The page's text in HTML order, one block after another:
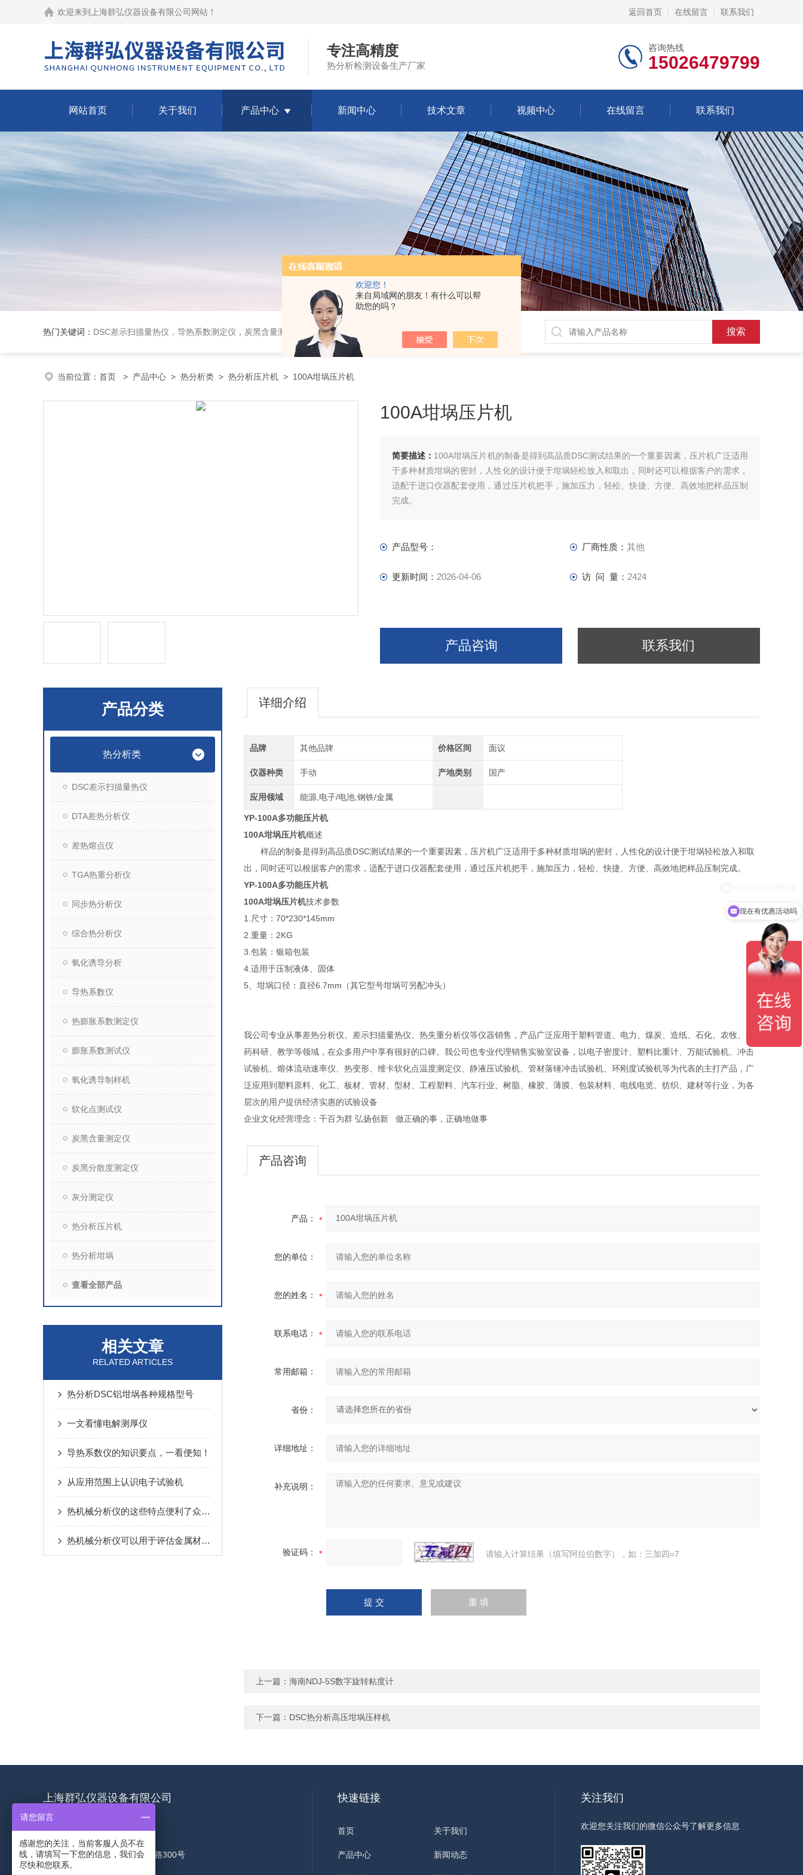
欢迎您！
来自局域网的朋友！有什么可以帮
助您的吗？
欢迎来到 上海群弘仪器设备有限公司网站 ！ 返回首页 在线留言 联系我们
专注高精度
热分析检测设备生产厂家
咨询热线
15026479799
网站首页 关于我们 产品中心 新闻中心 技术文章 视频中心 在线留言 联系我们
热门关键词： DSC差示扫描量热仪，导热系数测定仪，炭黑含量测试仪，无损检测设备，，塑料检测设备，金相检测设备，阻燃试验设备，耐环境老化设备，金属检测设备，量具量仪
当前位置： 首页 > 产品中心 > 热分析类 > 热分析压片机 > 100A坩埚压片机
100A坩埚压片机
简要描述： 100A坩埚压片机的制备是得到高品质DSC测试结果的一个重要因素，压片机广泛适用
于多种材质坩埚的密封，人性化的设计便于坩埚轻松放入和取出，同时还可以根据客户的需求，
适配于进口仪器配套使用，通过压片机把手，施加压力，轻松、快捷、方便、高效地把样品压制
完成。
产品型号： 厂商性质： 其他
更新时间： 2026-04-06 访 问 量： 2424
产品咨询 联系我们
产品分类
热分析类
DSC差示扫描量热仪
DTA差热分析仪
差热熔点仪
TGA热重分析仪
同步热分析仪
综合热分析仪
氧化诱导分析
导热系数仪
热膨胀系数测定仪
膨胀系数测试仪
氧化诱导制样机
软化点测试仪
炭黑含量测定仪
炭黑分散度测定仪
灰分测定仪
热分析压片机
热分析坩埚
查看全部产品
相关文章
RELATED ARTICLES
热分析DSC铝坩埚各种规格型号
一文看懂电解测厚仪
导热系数仪的知识要点，一看便知！
从应用范围上认识电子试验机
热机械分析仪的这些特点便利了众多行业
热机械分析仪可以用于评估金属材料的哪些性能特征？
详细介绍
品牌 其他品牌 价格区间 面议
仪器种类 手动 产地类别 国产
应用领域 能源,电子/电池,钢铁/金属
YP-100A多功能压片机
100A坩埚压片机概述
样品的制备是得到高品质DSC测试结果的一个重要因素，压片机广泛适用于多种材质坩埚的密封，人性化的设计便于坩埚轻松放入和取
出，同时还可以根据客户的需求，适配于进口仪器配套使用，通过压片机把手，施加压力，轻松、快捷、方便、高效地把样品压制完成。
YP-100A多功能压片机
100A坩埚压片机技术参数
1.尺寸：70*230*145mm
2.重量：2KG
3.包装：银箱包装
4.适用于压制液体、固体
5、坩埚口径：直径6.7mm（其它型号坩埚可另配冲头）
我公司专业从事差热分析仪、差示扫描量热仪、热失重分析仪等仪器销售 ，产品广泛应用于塑料管道、电力、煤炭、造纸、石化、农牧、医
药科研、教学等领域，在众多用户中享有很好的口碑。 我公司也专业代理销售实验室设备， 以电子密度计、塑料比重计、万能试验机、冲击
试验机、熔体流动速率仪、热变形、维卡软化点温度测定仪、静液压试验机、管材落锤冲击试验机、环刚度试验机等为代表的主打产品，广
泛应用到塑料原料、化工、板材、管材、型材、工程塑料、汽车行业、树脂、橡胶、薄膜、包装材料、电线电览、纺织、建材等行业，为各
层次的用户提供经济实惠的试验设备
企业文化经营理念 ：千百为群 弘扬创新 做正确的事，正确地做事
产品咨询
产品：
您的单位：
您的姓名：
联系电话：
常用邮箱：
省份：
详细地址：
补充说明：
验证码： 请输入计算结果（填写阿拉伯数字），如：三加四=7
上一篇： 海南NDJ-5S数字旋转粘度计
下一篇： DSC热分析高压坩埚压样机
上海群弘仪器设备有限公司
联系人：颜珊
地址：上海市嘉定区绿苑路300号
快速链接
首页 关于我们
产品中心 新闻动态
关注我们
欢迎您关注我们的微信公众号了解更多信息
现在有优惠活动吗
请您留言
感谢您的关注，当前客服人员不在
线，请填写一下您的信息，我们会
尽快和您联系。